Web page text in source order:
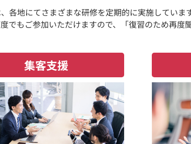
各地にてさまざまな研修を定期的に実施しています
でもご参加いただけますので、「復習のため再度
集客支援